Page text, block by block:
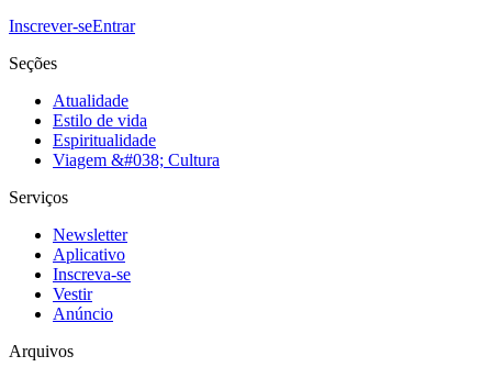
Inscrever-seEntrar
Seções
Atualidade
Estilo de vida
Espiritualidade
Viagem &#038; Cultura
Serviços
Newsletter
Aplicativo
Inscreva-se
Vestir
Anúncio
Arquivos